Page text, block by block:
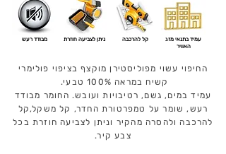
מבודד רעש ניתן לצביעה חוזרת קל להרכבה
עמיד בתנאי מזג
האוויר
החיפוי עשוי מפוליסטירן מוקצף בציפוי פולימרי
קשיח במראה 100% טבעי.
עמיד במים, גשם, רטיבויות ועובש. החומר מבודד
רעש, שומר על טמפרטורת החדר, קל משקל,קל
להרכבה ולהסרה מהקיר וניתן לצביעה חוזרת בכל
צבע קיר.